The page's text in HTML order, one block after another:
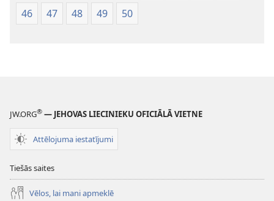
46
47 48 49 50
JW.ORG® — JEHOVAS LIECINIEKU OFICIĀLĀ VIETNE
Attēlojuma iestatījumi
Tiešās saites
Vēlos, lai mani apmeklē